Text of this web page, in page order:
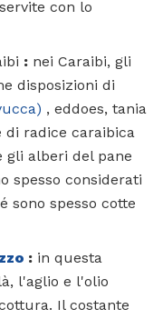
con lo
: nei Caraibi, gli
disposizioni di
, eddoes, tania
di radice caraibica
gli alberi del pane
spesso considerati
sono spesso cotte
: in questa
l'aglio e l'olio
Il costante